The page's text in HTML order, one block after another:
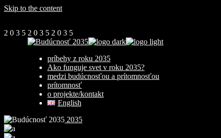
Skip to the content
2 0 3 5 2 0 3 5 2 0 3 5
príbehy z roku 2035
Ako funguje svet v roku 2035?
medzi budúcnosťou a prítomnosťou
prítomnosť
o projekte/kontakt
English
2035